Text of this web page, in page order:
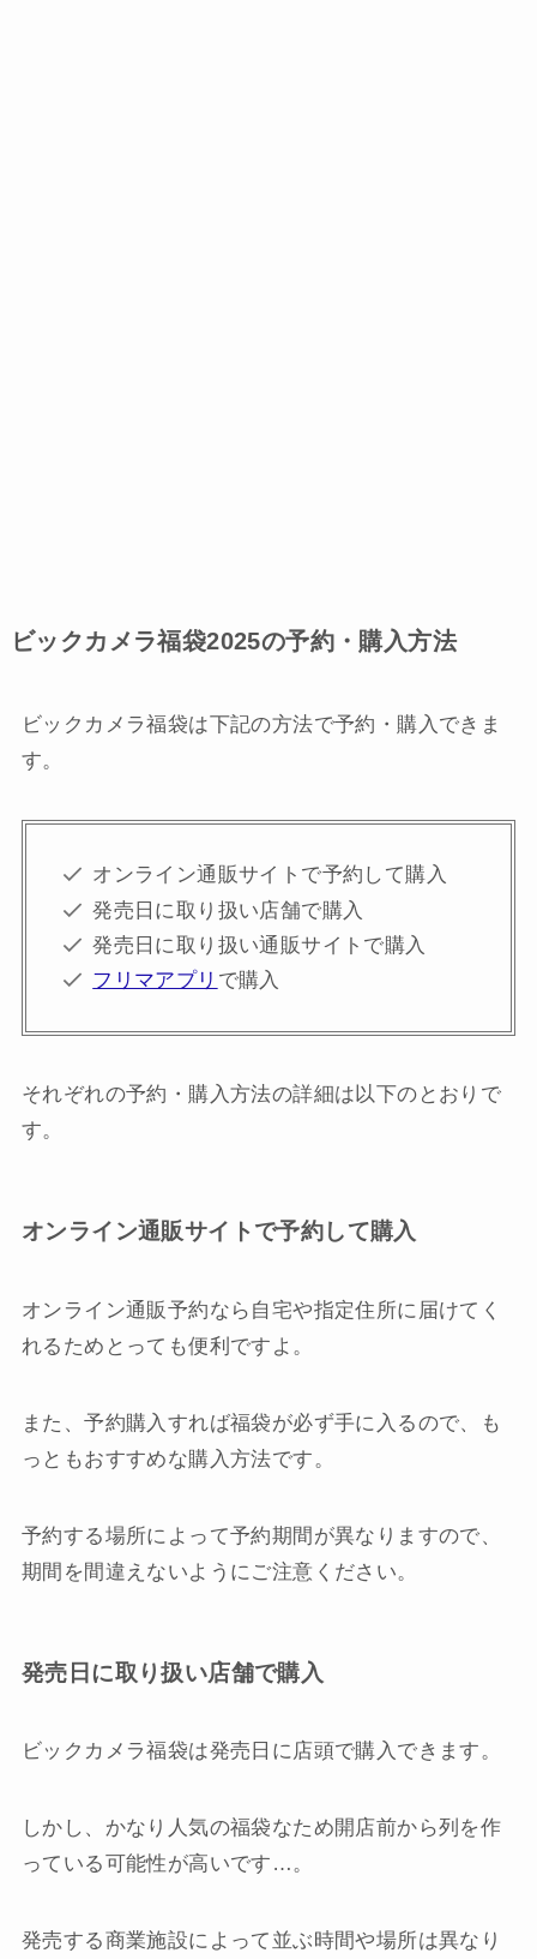
ビックカメラ福袋2025の予約・購入方法
ビックカメラ福袋は下記の方法で予約・購入できま
す。
オンライン通販サイトで予約して購入
発売日に取り扱い店舗で購入
発売日に取り扱い通販サイトで購入
フリマアプリ で購入
それぞれの予約・購入方法の詳細は以下のとおりで
す。
オンライン通販サイトで予約して購入
オンライン通販予約なら自宅や指定住所に届けてく
れるためとっても便利ですよ。
また、予約購入すれば福袋が必ず手に入るので、も
っともおすすめな購入方法です。
予約する場所によって予約期間が異なりますので、
期間を間違えないようにご注意ください。
発売日に取り扱い店舗で購入
ビックカメラ福袋は発売日に店頭で購入できます。
しかし、かなり人気の福袋なため開店前から列を作
っている可能性が高いです…。
発売する商業施設によって並ぶ時間や場所は異なり